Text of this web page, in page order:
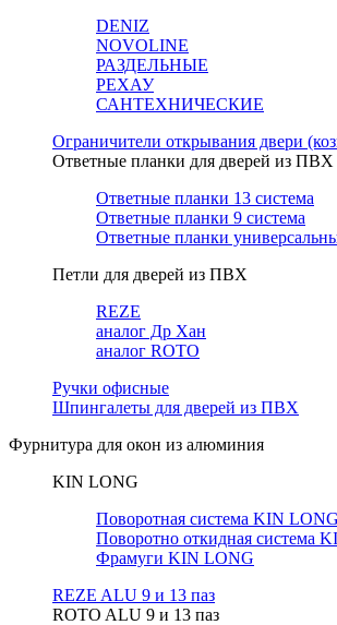
DENIZ
NOVOLINE
РАЗДЕЛЬНЫЕ
РЕХАУ
САНТЕХНИЧЕСКИЕ
Ограничители открывания двери
Ответные планки для дверей из ПВХ
Ответные планки 13 система
Ответные планки 9 система
Ответные планки
Петли для дверей из ПВХ
REZE
аналог Др Хан
аналог ROTO
Ручки офисные
Шпингалеты для дверей из ПВХ
Фурнитура для окон из алюминия
KIN LONG
Поворотная система KIN LONG
Поворотно откидная система
Фрамуги KIN LONG
REZE ALU 9 и 13 паз
ROTO ALU 9 и 13 паз